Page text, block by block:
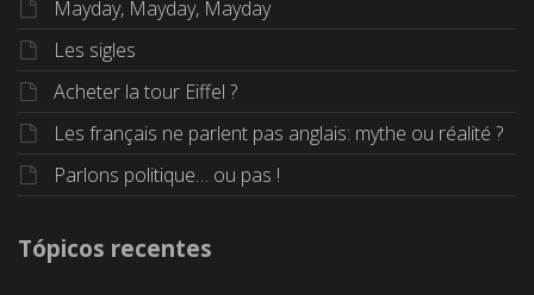
Mayday, Mayday, Mayday
Les sigles
Acheter la tour Eiffel ?
Les français ne parlent pas anglais: mythe ou réalité ?
Parlons politique… ou pas !
Tópicos recentes